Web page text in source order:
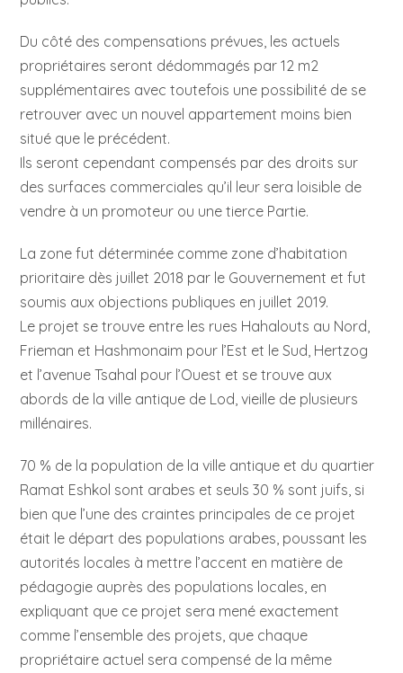
Du côté des compensations prévues, les actuels
propriétaires seront dédommagés par 12 m2
supplémentaires avec toutefois une possibilité de se
retrouver avec un nouvel appartement moins bien
situé que le précédent.
Ils seront cependant compensés par des droits sur
des surfaces commerciales qu’il leur sera loisible de
vendre à un promoteur ou une tierce Partie.
La zone fut déterminée comme zone d’habitation
prioritaire dès juillet 2018 par le Gouvernement et fut
soumis aux objections publiques en juillet 2019.
Le projet se trouve entre les rues Hahalouts au Nord,
Frieman et Hashmonaim pour l’Est et le Sud, Hertzog
et l’avenue Tsahal pour l’Ouest et se trouve aux
abords de la ville antique de Lod, vieille de plusieurs
millénaires.
70 % de la population de la ville antique et du quartier
Ramat Eshkol sont arabes et seuls 30 % sont juifs, si
bien que l’une des craintes principales de ce projet
était le départ des populations arabes, poussant les
autorités locales à mettre l’accent en matière de
pédagogie auprès des populations locales, en
expliquant que ce projet sera mené exactement
comme l’ensemble des projets, que chaque
propriétaire actuel sera compensé de la même